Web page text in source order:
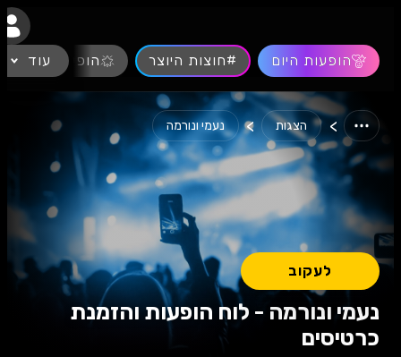
הופעות היום #חוצות היוצר הופעות חיות
עוד
> הצגות > נעמי ונורמה
נעמי ונורמה - לוח הופעות והזמנת
כרטיסים
לעקוב